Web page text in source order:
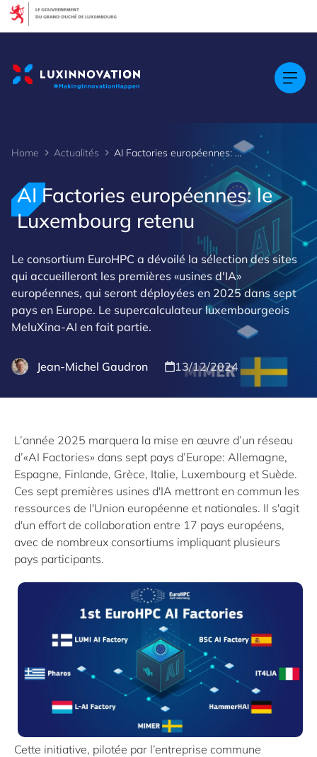
Home Actualités AI Factories européennes: le Luxembourg retenu
AI Factories européennes: le
Luxembourg retenu
Le consortium EuroHPC a dévoilé la sélection des sites
qui accueilleront les premières «usines d'IA»
européennes, qui seront déployées en 2025 dans sept
pays en Europe. Le supercalculateur luxembourgeois
MeluXina-AI en fait partie.
Jean-Michel Gaudron 13/12/2024
L’année 2025 marquera la mise en œuvre d’un réseau
d’«AI Factories» dans sept pays d’Europe: Allemagne,
Espagne, Finlande, Grèce, Italie, Luxembourg et Suède.
Ces sept premières usines d'IA mettront en commun les
ressources de l'Union européenne et nationales. Il s'agit
d'un effort de collaboration entre 17 pays européens,
avec de nombreux consortiums impliquant plusieurs
pays participants.
Cette initiative, pilotée par l’entreprise commune
Cookies management panel